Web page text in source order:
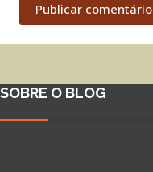
Publicar comentário
SOBRE O BLOG